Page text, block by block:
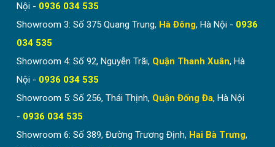
màu. Các bạn có thể kết hợp những màu sắc khác
nhau để hài hòa với khu vực lắp đặt.
Nội - 0936 034 535
Showroom 3: Số 375 Quang Trung, Hà Đông, Hà Nội - 0936
034 535
Showroom 4: Số 92, Nguyễn Trãi, Quận Thanh Xuân, Hà
Nội - 0936 034 535
Showroom 5: Số 256, Thái Thịnh, Quận Đống Đa, Hà Nội
- 0936 034 535
Showroom 6: Số 389, Đường Trương Định, Hai Bà Trưng,